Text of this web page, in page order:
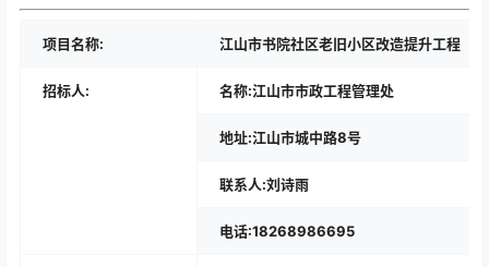
项目名称: 江山市书院社区老旧小区改造提升工程（
招标人: 名称:江山市市政工程管理处
地址:江山市城中路8号
联系人:刘诗雨
电话:18268986695